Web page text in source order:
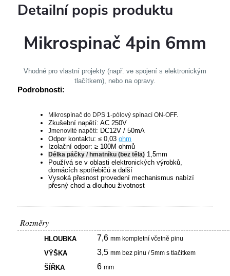
Detailní popis produktu
Mikrospinač 4pin 6mm
Vhodné pro vlastní projekty (např. ve spojení s elektronickým
tlačítkem), nebo na opravy.
Podrobnosti:
Mikrospínač do DPS 1-pólový spínací ON-OFF.
Zkušební napětí: AC 250V
Jmenovité napětí: DC12V / 50mA
Odpor kontaktu: ≤ 0,03ohm
Izolační odpor: ≥ 100M ohmů
Délka páčky / hmatníku (bez těla) 1,5mm
Používá se v oblasti elektronických výrobků,
domácích spotřebičů a další
Vysoká přesnost provedení mechanismus nabízí
přesný chod a dlouhou životnost
Rozměry
HLOUBKA 7,6 mm kompletní včetně pinu
VÝŠKA 3,5mm bez pinu / 5mm s tlačítkem
ŠÍŘKA 6 mm